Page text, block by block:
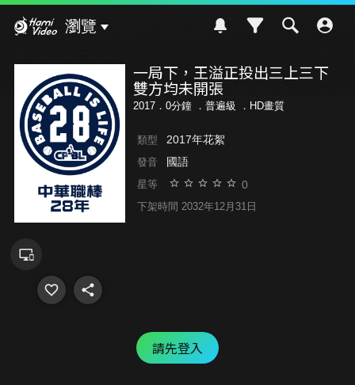
瀏覽
一局下，王溢正投出三上三下
雙方均未開張
2017．0分鐘 ． 普遍級 ．HD畫質
類型 2017年花絮
發音 國語
星等 0
下架時間 2032年12月31日
請先登入